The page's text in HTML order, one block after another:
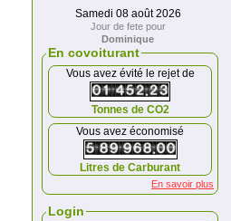
Samedi 08 août 2026
Jour de fete pour
Dominique
En covoiturant
Vous avez évité le rejet de
Tonnes de CO2
Vous avez économisé
Litres de Carburant
En savoir plus
Login